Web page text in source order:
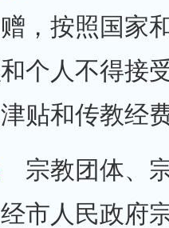
，按照国家
人不得接受
贴和传教经
宗教团体、
市人民政府